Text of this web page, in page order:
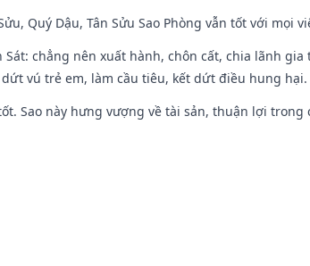
Quý Dậu, Tân Sửu Sao Phòng vẫn tốt với mọi
Sát: chẳng nên xuất hành, chôn cất, chia lãnh
vú trẻ em, làm cầu tiêu, kết dứt điều hung hại.
Sao này hưng vượng về tài sản, thuận lợi trong